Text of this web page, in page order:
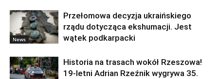
News
Przełomowa decyzja ukraińskiego
rządu dotycząca ekshumacji. Jest
wątek podkarpacki
Historia na trasach wokół Rzeszowa!
19-letni Adrian Rzeźnik wygrywa 35.